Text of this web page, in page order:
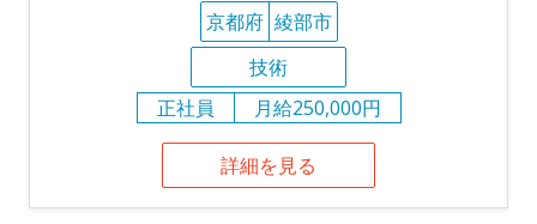
京都府 綾部市
技術
正社員
月給250,000円
詳細を見る